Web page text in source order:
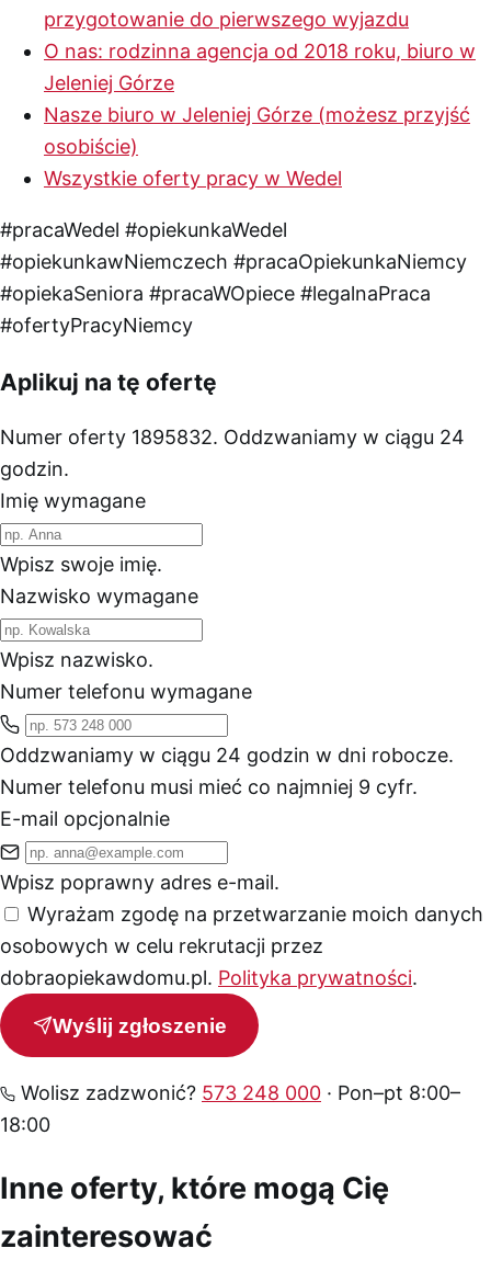
przygotowanie do pierwszego wyjazdu
O nas: rodzinna agencja od 2018 roku, biuro w
Jeleniej Górze
Nasze biuro w Jeleniej Górze (możesz przyjść
osobiście)
Wszystkie oferty pracy w Wedel
#pracaWedel #opiekunkaWedel
#opiekunkawNiemczech #pracaOpiekunkaNiemcy
#opiekaSeniora #pracaWOpiece #legalnaPraca
#ofertyPracyNiemcy
Aplikuj na tę ofertę
Numer oferty 1895832. Oddzwaniamy w ciągu 24
godzin.
Imię wymagane
Wpisz swoje imię.
Nazwisko wymagane
Wpisz nazwisko.
Numer telefonu wymagane
Oddzwaniamy w ciągu 24 godzin w dni robocze.
Numer telefonu musi mieć co najmniej 9 cyfr.
E-mail opcjonalnie
Wpisz poprawny adres e-mail.
Wyrażam zgodę na przetwarzanie moich danych
osobowych w celu rekrutacji przez
dobraopiekawdomu.pl. Polityka prywatności.
Wyślij zgłoszenie
Wolisz zadzwonić? 573 248 000 · Pon–pt 8:00–
18:00
Inne oferty, które mogą Cię
zainteresować